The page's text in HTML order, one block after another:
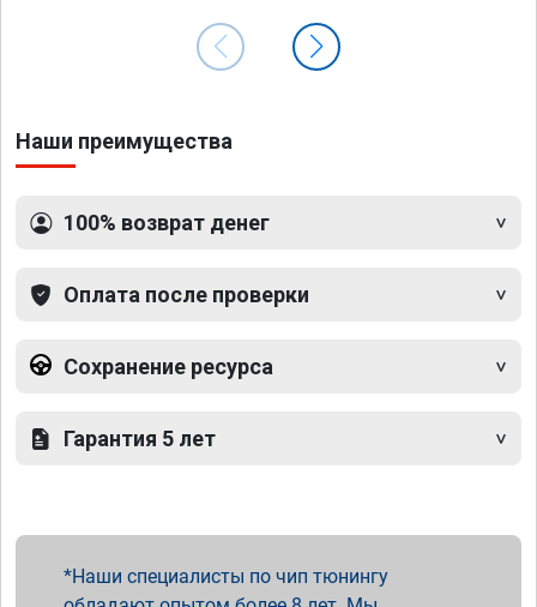
Наши преимущества
100% возврат денег
Оплата после проверки
Сохранение ресурса
Гарантия 5 лет
Наши специалисты по чип тюнингу